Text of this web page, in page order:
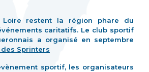
restent la région phare du
caritatifs. Le club sportif
a organisé en septembre
Sprinters
sportif, les organisateurs